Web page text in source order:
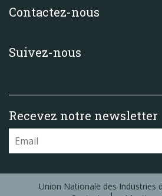
Contactez-nous
Suivez-nous
Recevez notre newsletter
Union Nationale des Industries